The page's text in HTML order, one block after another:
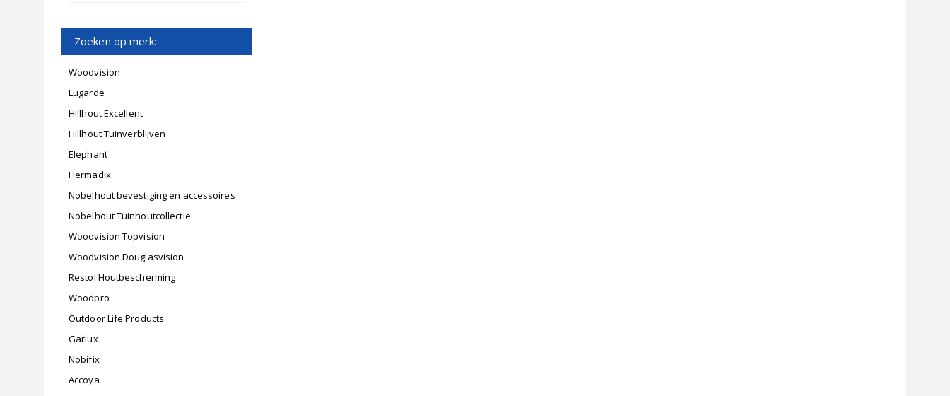
Zoeken op merk:
Woodvision
Lugarde
Hillhout Excellent
Hillhout Tuinverblijven
Elephant
Hermadix
Nobelhout bevestiging en accessoires
Nobelhout Tuinhoutcollectie
Woodvision Topvision
Woodvision Douglasvision
Restol Houtbescherming
Woodpro
Outdoor Life Products
Garlux
Nobifix
Accoya